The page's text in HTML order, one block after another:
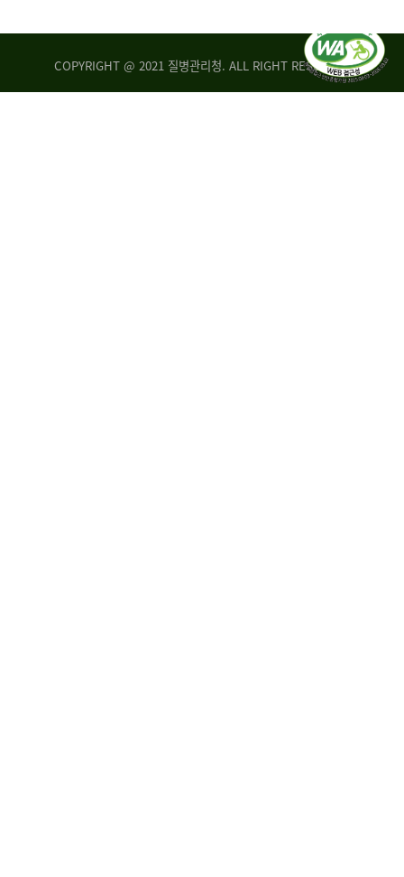
COPYRIGHT @ 2021 질병관리청. ALL RIGHT RESERVED